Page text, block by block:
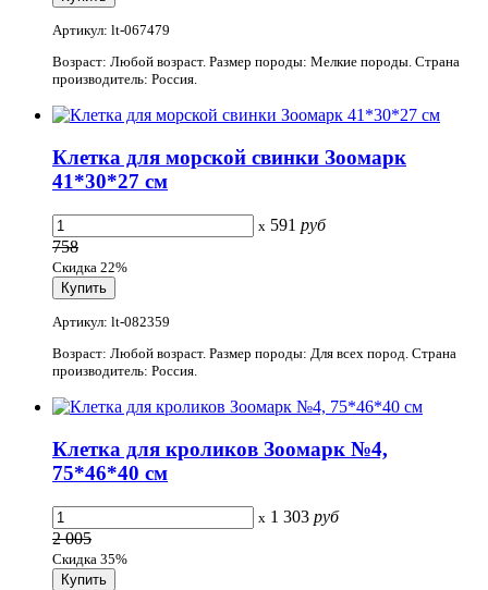
Артикул: lt-067479
Возраст: Любой возраст. Размер породы: Мелкие породы. Страна
производитель: Россия.
Клетка для морской свинки Зоомарк
41*30*27 см
x 591 руб
758
Скидка 22%
Артикул: lt-082359
Возраст: Любой возраст. Размер породы: Для всех пород. Страна
производитель: Россия.
Клетка для кроликов Зоомарк №4,
75*46*40 см
x 1 303 руб
2 005
Скидка 35%